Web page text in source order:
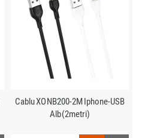
Cablu XO NB200-2M Iphone-USB
Alb (2metri)